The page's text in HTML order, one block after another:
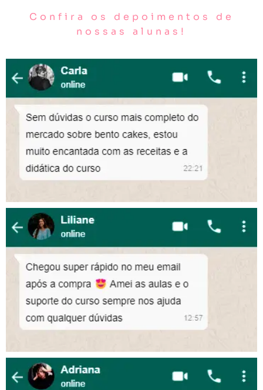
Confira os depoimentos de
nossas alunas!